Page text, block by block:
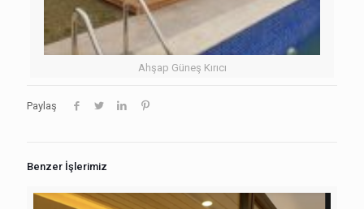
Ahşap Güneş Kırıcı
Paylaş
Benzer İşlerimiz